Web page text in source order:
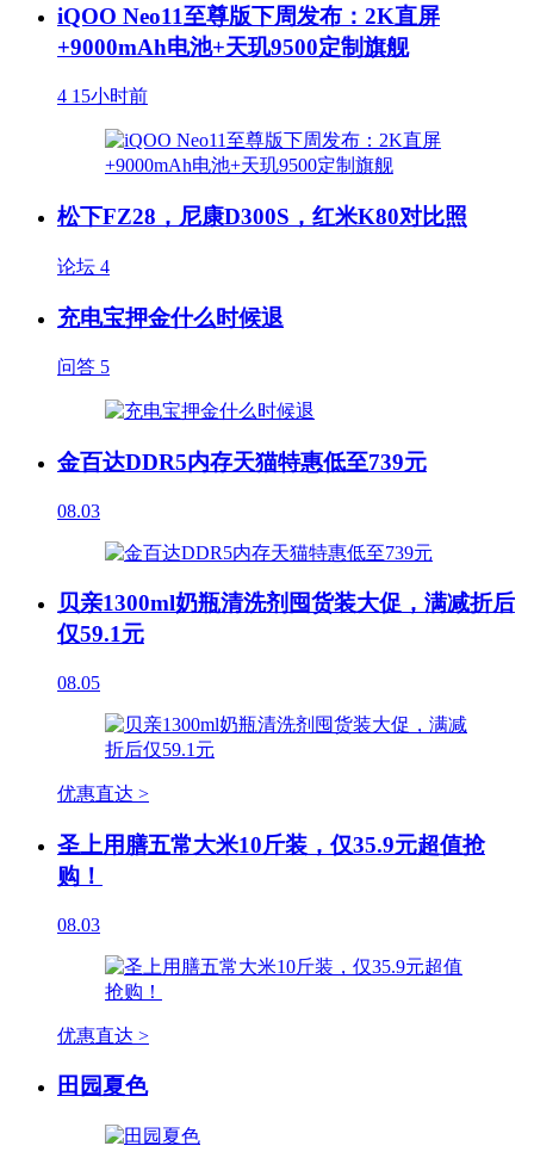
iQOO Neo11至尊版下周发布：2K直屏
+9000mAh电池+天玑9500定制旗舰
4 15小时前
松下FZ28，尼康D300S，红米K80对比照
论坛 4
充电宝押金什么时候退
问答 5
金百达DDR5内存天猫特惠低至739元
08.03
贝亲1300ml奶瓶清洗剂囤货装大促，满减折后
仅59.1元
08.05
优惠直达 >
圣上用膳五常大米10斤装，仅35.9元超值抢
购！
08.03
优惠直达 >
田园夏色